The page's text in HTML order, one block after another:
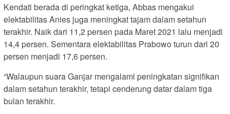
Kendati berada di peringkat ketiga, Abbas mengakui
elektabilitas Anies juga meningkat tajam dalam setahun
terakhir. Naik dari 11,2 persen pada Maret 2021 lalu menjadi
14,4 persen. Sementara elektabilitas Prabowo turun dari 20
persen menjadi 17,6 persen.
“Walaupun suara Ganjar mengalami peningkatan signifikan
dalam setahun terakhir, tetapi cenderung datar dalam tiga
bulan terakhir.